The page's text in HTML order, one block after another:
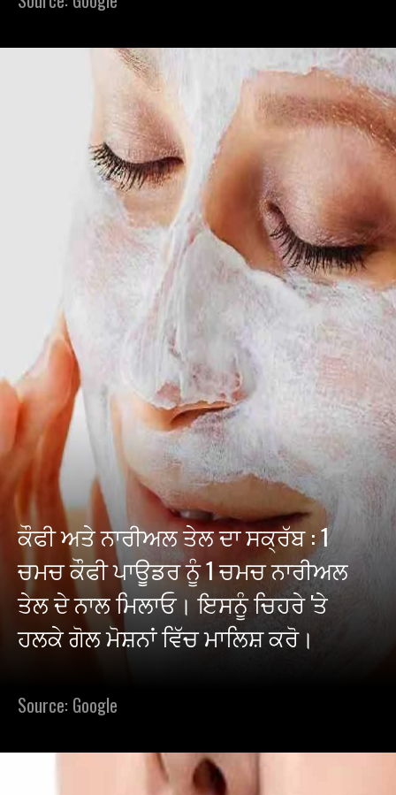
ਕੌਫੀ ਅਤੇ ਨਾਰੀਅਲ ਤੇਲ ਦਾ ਸਕ੍ਰੱਬ : 1
ਚਮਚ ਕੌਫੀ ਪਾਊਡਰ ਨੂੰ 1 ਚਮਚ ਨਾਰੀਅਲ
ਤੇਲ ਦੇ ਨਾਲ ਮਿਲਾਓ। ਇਸਨੂੰ ਚਿਹਰੇ 'ਤੇ
ਹਲਕੇ ਗੋਲ ਮੋਸ਼ਨਾਂ ਵਿੱਚ ਮਾਲਿਸ਼ ਕਰੋ।
Source: Google